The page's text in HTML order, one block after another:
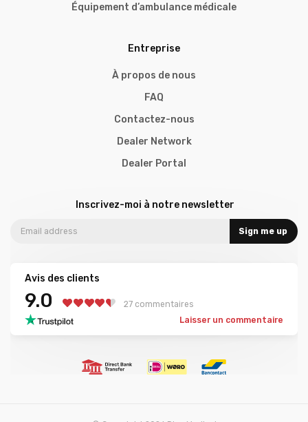
Équipement d’ambulance médicale
Entreprise
À propos de nous
FAQ
Contactez-nous
Dealer Network
Dealer Portal
Inscrivez-moi à notre newsletter
Sign me up
Avis des clients
9.0
27 commentaires
Laisser un commentaire